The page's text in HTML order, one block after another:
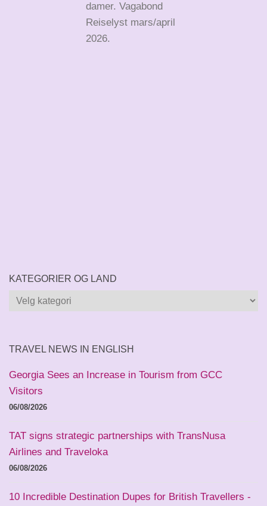
damer. Vagabond
Reiselyst mars/april
2026.
KATEGORIER OG LAND
Kategorier
TRAVEL NEWS IN ENGLISH
Georgia Sees an Increase in Tourism from GCC
Visitors
06/08/2026
TAT signs strategic partnerships with TransNusa
Airlines and Traveloka
06/08/2026
10 Incredible Destination Dupes for British Travellers -